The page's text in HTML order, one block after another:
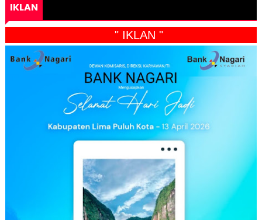
IKLAN
" IKLAN "